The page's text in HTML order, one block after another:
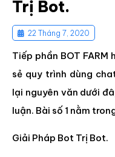
Trị Bot.
22 Tháng 7, 2020
Tiếp phần BOT FARM
sẻ quy trình dùng
lại nguyên văn dưới
luận. Bài số 1 nằm
Giải Pháp Bot Trị Bot.